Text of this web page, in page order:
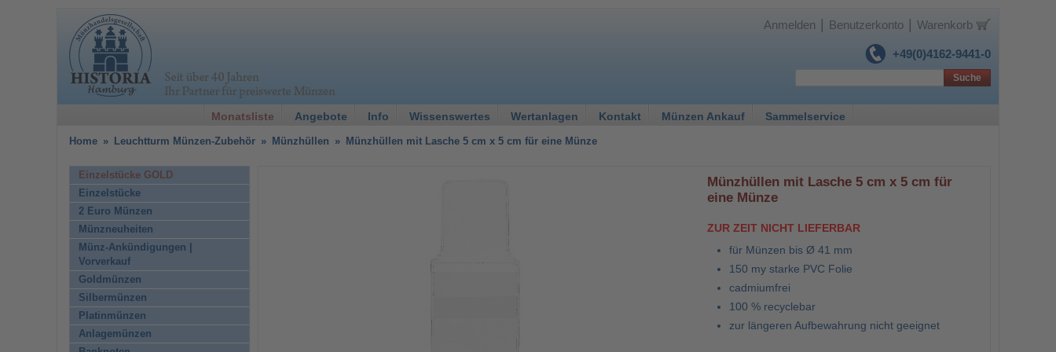
+49(0)4162-9441-0
Anmelden Benutzerkonto Warenkorb
Monatsliste Angebote Info Wissenswertes Wertanlagen Kontakt Münzen Ankauf Sammelservice
Suche
Home » Leuchtturm Münzen-Zubehör » Münzhüllen » Münzhüllen mit Lasche 5 cm x 5 cm für eine Münze
Münzhüllen mit Lasche 5 cm x 5 cm für
eine Münze
ZUR ZEIT NICHT LIEFERBAR
für Münzen bis Ø 41 mm
150 my starke PVC Folie
cadmiumfrei
100 % recyclebar
zur längeren Aufbewahrung nicht geeignet
Einzelstücke GOLD
Einzelstücke
2 Euro Münzen
Münzneuheiten
Münz-Ankündigungen |
Vorverkauf
Goldmünzen
Silbermünzen
Platinmünzen
Anlagemünzen